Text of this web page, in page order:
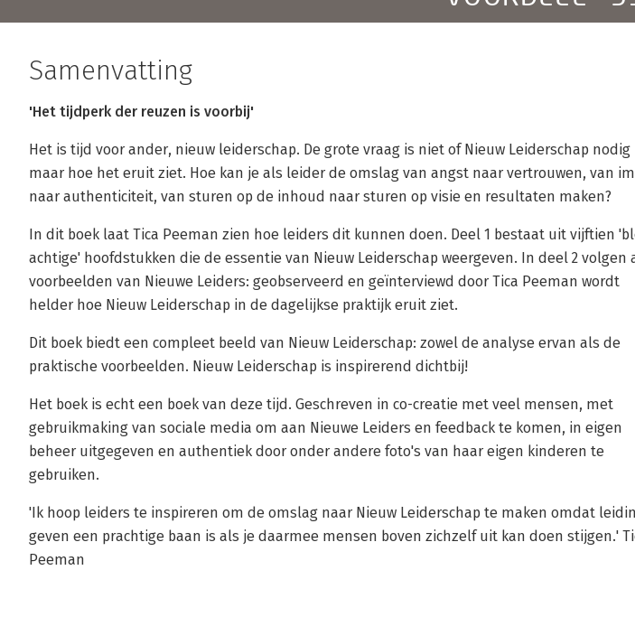
Samenvatting
'Het tijdperk der reuzen is voorbij'
Het is tijd voor ander, nieuw leiderschap. De grote vraag is niet of Nieuw Leiderschap nodig
maar hoe het eruit ziet. Hoe kan je als leider de omslag van angst naar vertrouwen, van
naar authenticiteit, van sturen op de inhoud naar sturen op visie en resultaten maken?
In dit boek laat Tica Peeman zien hoe leiders dit kunnen doen. Deel 1 bestaat uit vijftien
achtige' hoofdstukken die de essentie van Nieuw Leiderschap weergeven. In deel 2 volgen
voorbeelden van Nieuwe Leiders: geobserveerd en geïnterviewd door Tica Peeman wordt
helder hoe Nieuw Leiderschap in de dagelijkse praktijk eruit ziet.
Dit boek biedt een compleet beeld van Nieuw Leiderschap: zowel de analyse ervan als de
praktische voorbeelden. Nieuw Leiderschap is inspirerend dichtbij!
Het boek is echt een boek van deze tijd. Geschreven in co-creatie met veel mensen, met
gebruikmaking van sociale media om aan Nieuwe Leiders en feedback te komen, in eigen
beheer uitgegeven en authentiek door onder andere foto's van haar eigen kinderen te
gebruiken.
'Ik hoop leiders te inspireren om de omslag naar Nieuw Leiderschap te maken omdat
geven een prachtige baan is als je daarmee mensen boven zichzelf uit kan doen stijgen.'
Peeman